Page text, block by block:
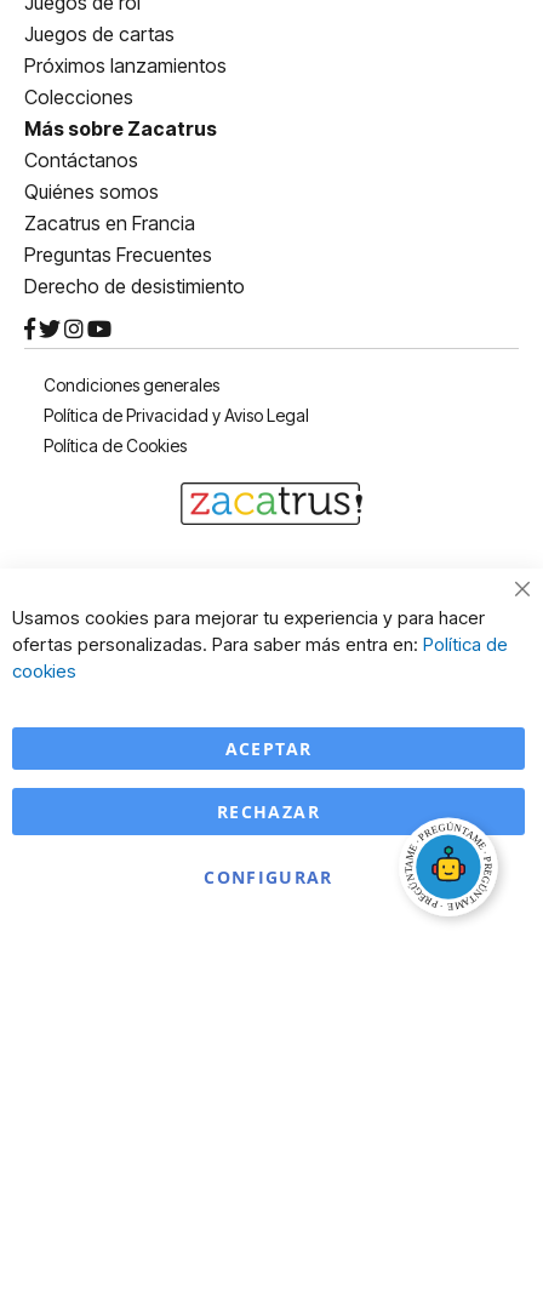
Juegos de cartas
Próximos lanzamientos
Colecciones
Más sobre Zacatrus
Contáctanos
Quiénes somos
Zacatrus en Francia
Preguntas Frecuentes
Derecho de desistimiento
Condiciones generales
Política de Privacidad y Aviso Legal
Política de Cookies
Usamos cookies para mejorar tu experiencia y para hacer
ofertas personalizadas. Para saber más entra en: Política de
cookies
ACEPTAR
CONFIGURAR
RECHAZAR